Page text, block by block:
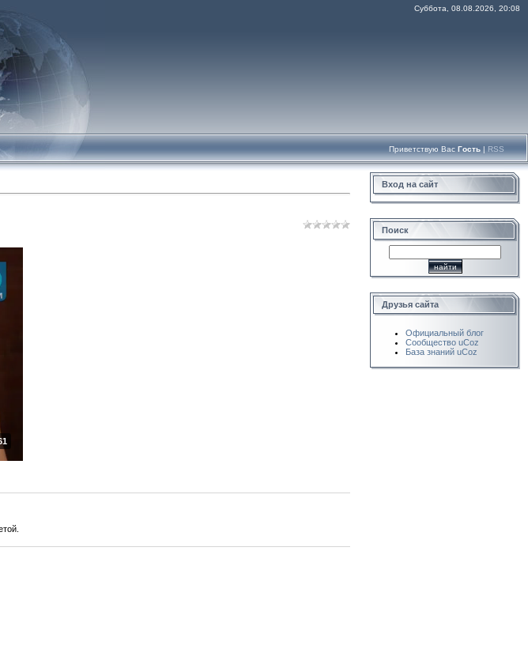
Суббота, 08.08.2026, 20:08
Приветствую Вас Гость | RSS
Вход на сайт
Поиск
Друзья сайта
Официальный блог
Сообщество uCoz
База знаний uCoz